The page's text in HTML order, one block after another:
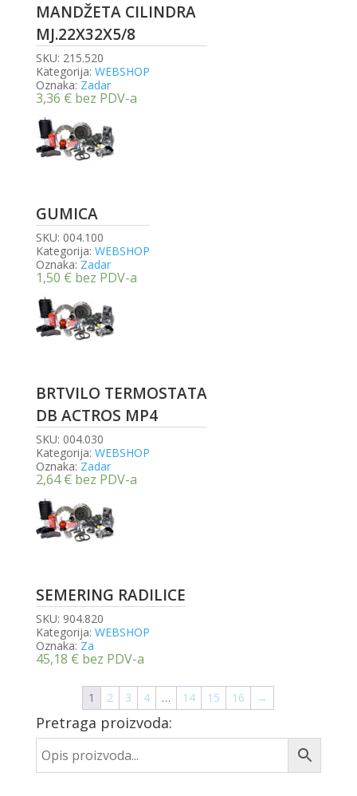
MANDŽETA CILINDRA
MJ.22X32X5/8
SKU: 215.520
Kategorija: WEBSHOP
Oznaka: Zadar
3,36 € bez PDV-a
GUMICA
SKU: 004.100
Kategorija: WEBSHOP
Oznaka: Zadar
1,50 € bez PDV-a
BRTVILO TERMOSTATA
DB ACTROS MP4
SKU: 004.030
Kategorija: WEBSHOP
Oznaka: Zadar
2,64€ bez PDV-a
SEMERING RADILICE
SKU: 904.820
Kategorija: WEBSHOP
Oznaka: Za
45,18 € bez PDV-a
1 2 3 4 … 14 15 16 →
Pretraga proizvoda: